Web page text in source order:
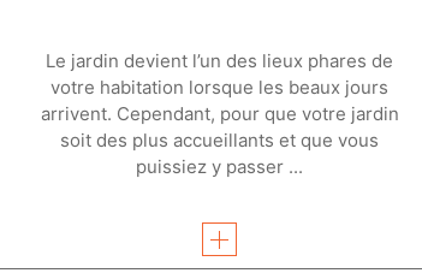
Le jardin devient l’un des lieux phares de
votre habitation lorsque les beaux jours
arrivent. Cependant, pour que votre jardin
soit des plus accueillants et que vous
puissiez y passer ...